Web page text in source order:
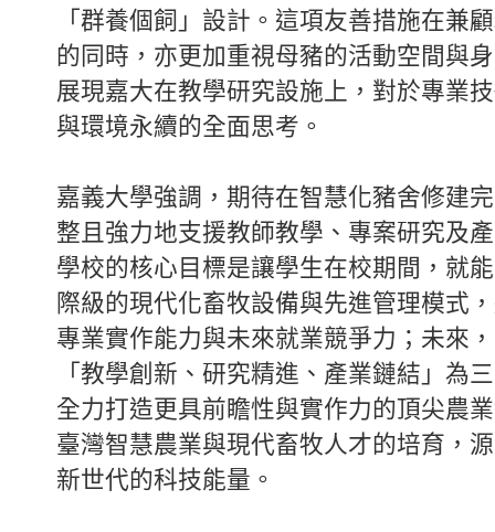
「群養個飼」設計。這項友善措施在兼
的同時，亦更加重視母豬的活動空間與
展現嘉大在教學研究設施上，對於專業
與環境永續的全面思考。
嘉義大學強調，期待在智慧化豬舍修建
整且強力地支援教師教學、專案研究及
學校的核心目標是讓學生在校期間，就
際級的現代化畜牧設備與先進管理模式
專業實作能力與未來就業競爭力；未來
「教學創新、研究精進、產業鏈結」為
全力打造更具前瞻性與實作力的頂尖農
臺灣智慧農業與現代畜牧人才的培育，
新世代的科技能量。